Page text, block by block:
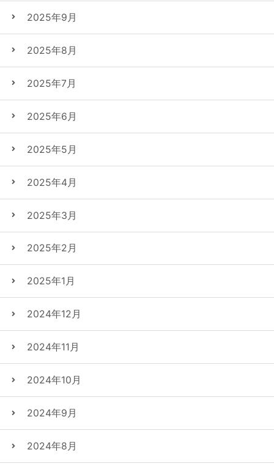
2025年9月
2025年8月
2025年7月
2025年6月
2025年5月
2025年4月
2025年3月
2025年2月
2025年1月
2024年12月
2024年11月
2024年10月
2024年9月
2024年8月